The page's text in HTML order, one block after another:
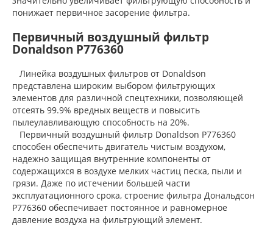
понижает первичное засорение фильтра.
Первичный воздушный фильтр
Donaldson P776360
Линейка воздушных фильтров от Donaldson
представлена широким выбором фильтрующих
элементов для различной спецтехники, позволяющей
отсеять 99.9% вредных веществ и повысить
пылеулавливающую способность на 20%.
Первичный воздушный фильтр Donaldson P776360
способен обеспечить двигатель чистым воздухом,
надежно защищая внутренние компоненты от
содержащихся в воздухе мелких частиц песка, пыли и
грязи. Даже по истечении большей части
эксплуатационного срока, строение фильтра Дональдсон
P776360 обеспечивает постоянное и равномерное
давление воздуха на фильтрующий элемент.